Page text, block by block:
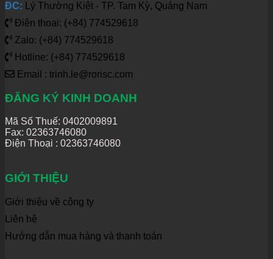
ĐC: Lý Thường Kiệt - TP. Tam Kỳ, Quảng Nam
Điện thoại: (+84) 774529618
Zalo: (+84) 774529618
Hotline: (+84) 774529618
Email : trinh.le@rorisc.com
ĐĂNG KÝ KINH DOANH
Mã Số Thuế: 0402009891
Fax: 02363746080
Điện Thoại : 02363746080
GIỚI THIỆU
Giới thiệu về công ty
Liên hệ
Hướng dẫn mua hàng và thanh toán